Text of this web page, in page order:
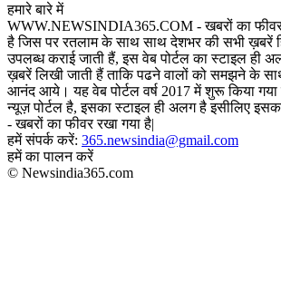
हमारे बारे में
WWW.NEWSINDIA365.COM - खबरों का फीवर
है जिस पर रतलाम के साथ साथ देशभर की सभी ख़बरें
उपलब्ध कराई जाती हैं, इस वेब पोर्टल का स्टाइल ही
ख़बरें लिखी जाती हैं ताकि पढने वालों को समझने के
आनंद आये। यह वेब पोर्टल वर्ष 2017 में शुरू किया
न्यूज़ पोर्टल है, इसका स्टाइल ही अलग है इसीलिए
- खबरों का फीवर रखा गया है|
हमें संपर्क करें: 365.newsindia@gmail.com
हमें का पालन करें
© Newsindia365.com